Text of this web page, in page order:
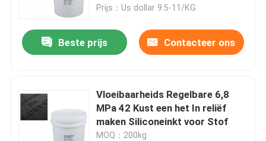
Prijs：Us dollar 9.5-11/KG
Beste prijs Contacteer ons
Vloeibaarheids Regelbare 6,8
MPa 42 Kust een het In reliëf
maken Siliconeinkt voor Stof
MOQ：200kg